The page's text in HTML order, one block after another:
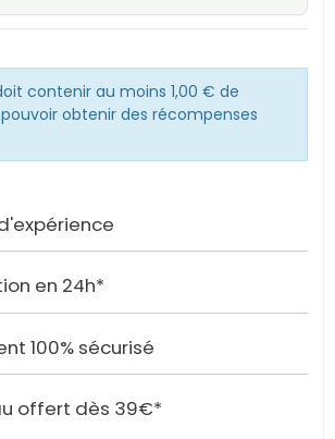
contenir au moins 1,00 € de
obtenir des récompenses
en 24h*
100% sécurisé
offert dès 39€*